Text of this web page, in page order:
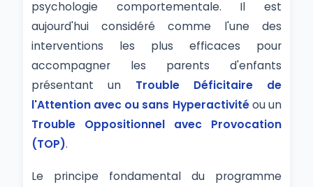
psychologie comportementale. Il est
aujourd'hui considéré comme l'une des
interventions les plus efficaces pour
accompagner les parents d'enfants
présentant un Trouble Déficitaire de
l'Attention avec ou sans Hyperactivitéou un
Trouble Oppositionnel avec Provocation
(TOP).
Le principe fondamental du programme